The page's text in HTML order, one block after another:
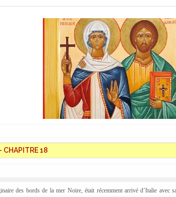
CHAPITRE 18
des bords de la mer Noire, était récemment arrivé d’Italie avec